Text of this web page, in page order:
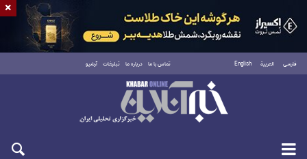
فارسی العربية English تماس با ما درباره ما تبلیغات آرشیو
جمعه ۱۶ مرداد ۱۴۰۵
×